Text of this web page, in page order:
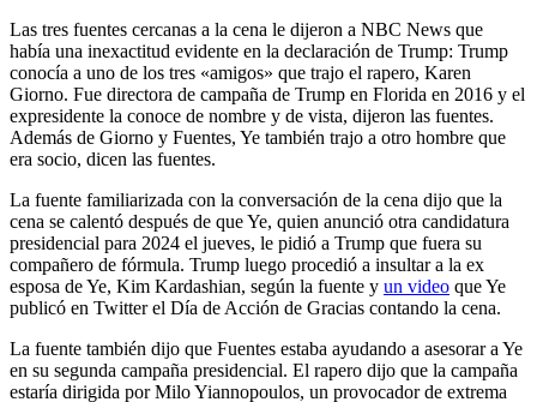
Las tres fuentes cercanas a la cena le dijeron a NBC News que
había una inexactitud evidente en la declaración de Trump: Trump
conocía a uno de los tres «amigos» que trajo el rapero, Karen
Giorno. Fue directora de campaña de Trump en Florida en 2016 y el
expresidente la conoce de nombre y de vista, dijeron las fuentes.
Además de Giorno y Fuentes, Ye también trajo a otro hombre que
era socio, dicen las fuentes.
La fuente familiarizada con la conversación de la cena dijo que la
cena se calentó después de que Ye, quien anunció otra candidatura
presidencial para 2024 el jueves, le pidió a Trump que fuera su
compañero de fórmula. Trump luego procedió a insultar a la ex
esposa de Ye, Kim Kardashian, según la fuente y un video que Ye
publicó en Twitter el Día de Acción de Gracias contando la cena.
La fuente también dijo que Fuentes estaba ayudando a asesorar a Ye
en su segunda campaña presidencial. El rapero dijo que la campaña
estaría dirigida por Milo Yiannopoulos, un provocador de extrema